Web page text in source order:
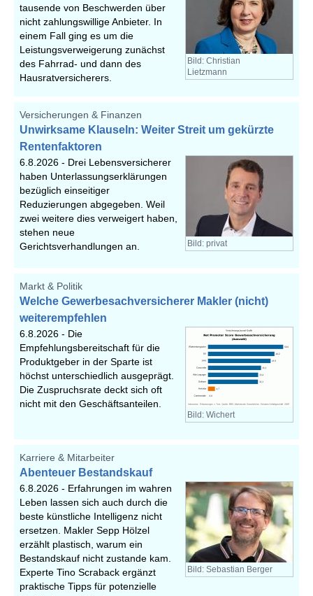
Bild: Christian
Lietzmann
tausende von Beschwerden über
nicht zahlungswillige Anbieter. In
einem Fall ging es um die
Leistungsverweigerung zunächst
des Fahrrad- und dann des
Hausratversicherers.
Versicherungen & Finanzen
Unwirksame Klauseln: Weiter Streit um gekürzte
Rentenfaktoren
Bild: privat
6.8.2026 - Drei Lebensversicherer
haben Unterlassungserklärungen
bezüglich einseitiger
Reduzierungen abgegeben. Weil
zwei weitere dies verweigert haben,
stehen neue
Gerichtsverhandlungen an.
Markt & Politik
Welche Gewerbesachversicherer Makler (nicht)
weiterempfehlen
Bild: Wichert
6.8.2026 - Die
Empfehlungsbereitschaft für die
Produktgeber in der Sparte ist
höchst unterschiedlich ausgeprägt.
Die Zuspruchsrate deckt sich oft
nicht mit den Geschäftsanteilen.
Karriere & Mitarbeiter
Abenteuer Bestandskauf
Bild: Sebastian Berger
6.8.2026 - Erfahrungen im wahren
Leben lassen sich auch durch die
beste künstliche Intelligenz nicht
ersetzen. Makler Sepp Hölzel
erzählt plastisch, warum ein
Bestandskauf nicht zustande kam.
Experte Tino Scraback ergänzt
praktische Tipps für potenzielle